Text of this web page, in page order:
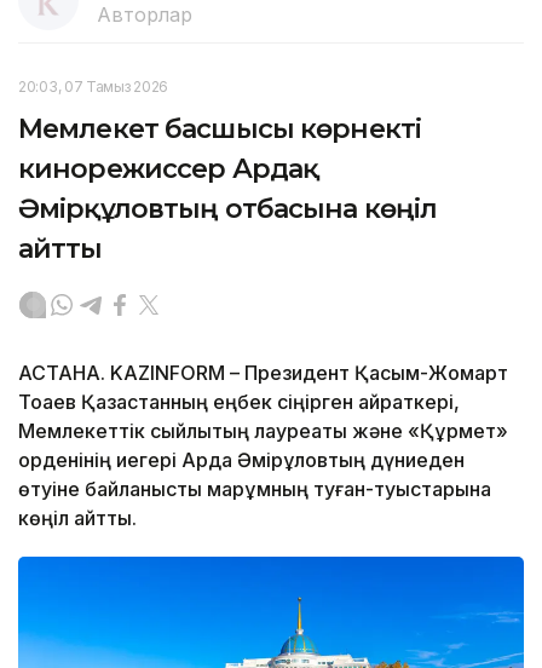
Авторлар
20:03, 07 Тамыз 2026
Мемлекет басшысы көрнекті
кинорежиссер Ардақ
Әмірқұловтың отбасына көңіл
айтты
АСТАНА. KAZINFORM – Президент Қасым-Жомарт
Тоқаев Қазақстанның еңбек сіңірген қайраткері,
Мемлекеттік сыйлықтың лауреаты және «Құрмет»
орденінің иегері Ардақ Әмірқұловтың дүниеден
өтуіне байланысты марқұмның туған-туыстарына
көңіл айтты.